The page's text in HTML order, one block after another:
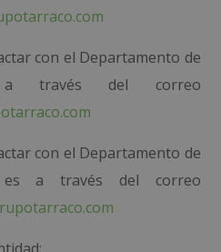
con el Departamento de
a través del correo
con el Departamento de
es a través del correo